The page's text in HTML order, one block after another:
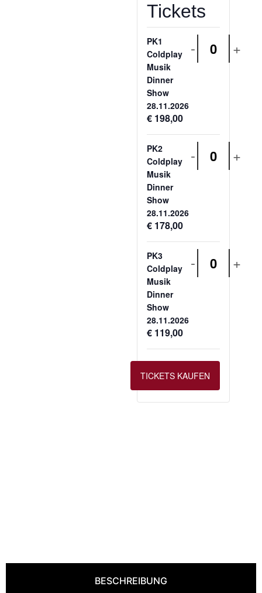
Tickets
PK1
Coldplay
Musik
Dinner
Show
28.11.2026
€ 198,00
- Anzahl
+
PK2
Coldplay
Musik
Dinner
Show
28.11.2026
€ 178,00
- Anzahl
+
PK3
Coldplay
Musik
Dinner
Show
28.11.2026
€ 119,00
- Anzahl
+
TICKETS KAUFEN
BESCHREIBUNG